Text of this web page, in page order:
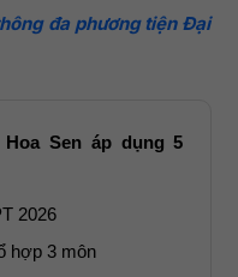
đa phương tiện Đại
Sen áp dụng 5
2026
hợp 3 môn